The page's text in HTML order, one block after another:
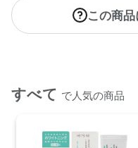
【商品サイズ】
ポーチ
外寸:約
この商
すべて で人気の商品